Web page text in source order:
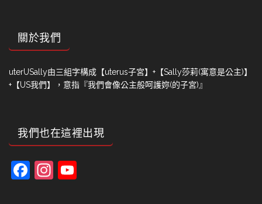
關於我們
uterUSally由三組字構成【uterus子宮】+【Sally莎莉(寓意是公主)】
+【US我們】，意指『我們會像公主般呵護妳(的子宮)』
我們也在這裡出現
Facebook
Instagram